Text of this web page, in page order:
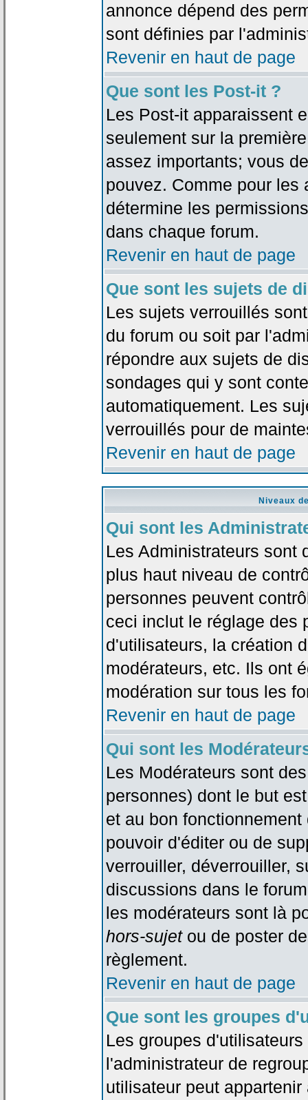
annonce dépend des
sont définies par
Revenir en haut de page
Que sont les Post-it ?
Les Post-it apparaissent
seulement sur la
assez importants; vous
pouvez. Comme pour les
détermine les
dans chaque forum.
Revenir en haut de page
Que sont les sujets de
Les sujets verrouillés
du forum ou soit par
répondre aux sujets de
sondages qui y sont
automatiquement. Les
verrouillés pour de
Revenir en haut de page
Niveaux
Qui sont les
Les Administrateurs sont
plus haut niveau de
personnes peuvent
ceci inclut le réglage des
d'utilisateurs, la création
modérateurs, etc. Ils ont
modération sur tous les
Revenir en haut de page
Qui sont les
Les Modérateurs sont
personnes) dont le but
et au bon
pouvoir d'éditer ou de
verrouiller, déverrouiller,
discussions dans le
les modérateurs sont là
hors-sujetou de poster
règlement.
Revenir en haut de page
Que sont les groupes
Les groupes
l'administrateur de
utilisateur peut